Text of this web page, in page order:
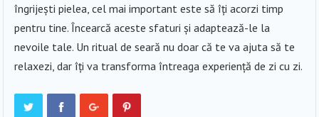
îngrijești pielea, cel mai important este să îți acorzi timp
pentru tine. Încearcă aceste sfaturi și adaptează-le la
nevoile tale. Un ritual de seară nu doar că te va ajuta să te
relaxezi, dar îți va transforma întreaga experiență de zi cu zi.